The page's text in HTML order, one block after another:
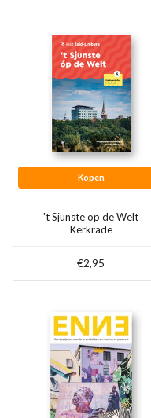
Kerstpakketten
Ansichtkaarten
Kopen
't Sjunste op de Welt
Kerkrade
€2,95